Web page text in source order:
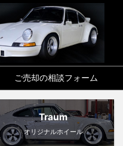
ご売却の相談フォーム
Traum
オリジナルホイール